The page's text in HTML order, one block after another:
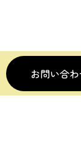
お問い合